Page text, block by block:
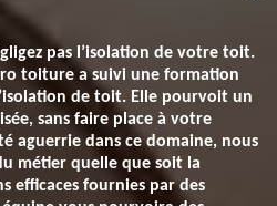
pas l’isolation de votre toit.
toiture a suivi une formation
de toit. Elle pourvoit un
sans faire place à votre
aguerrie dans ce domaine, nous
métier quelle que soit la
efficaces fournies par des